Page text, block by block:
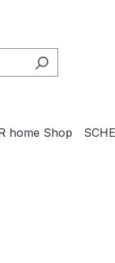
home Shop